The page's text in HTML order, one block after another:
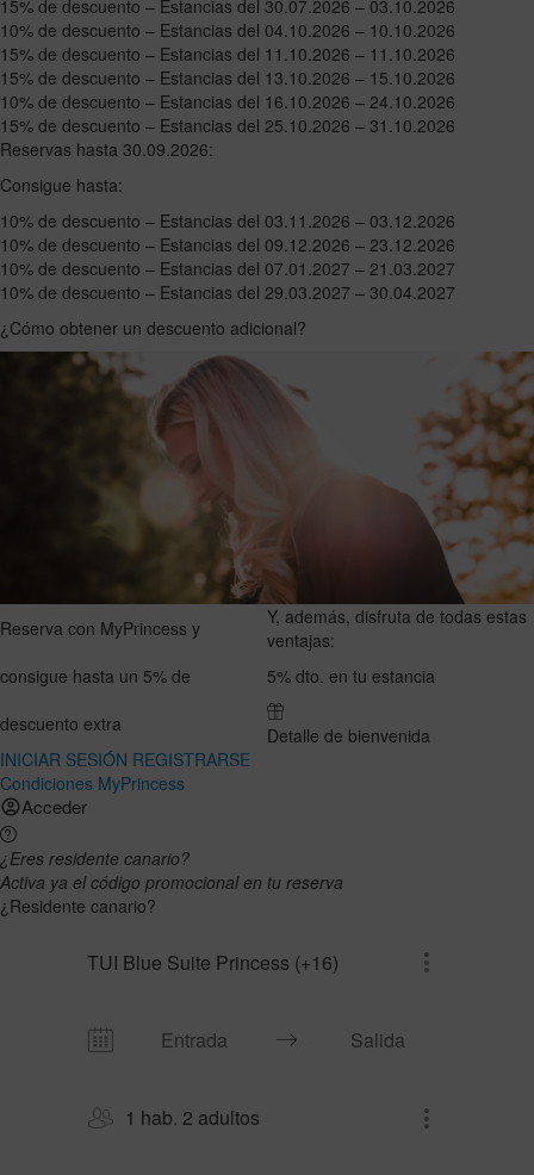
15% de descuento – Estancias del 30.07.2026 – 03.10.2026
10% de descuento – Estancias del 04.10.2026 – 10.10.2026
15% de descuento – Estancias del 11.10.2026 – 11.10.2026
15% de descuento – Estancias del 13.10.2026 – 15.10.2026
10% de descuento – Estancias del 16.10.2026 – 24.10.2026
15% de descuento – Estancias del 25.10.2026 – 31.10.2026
Reservas hasta 30.09.2026:
Consigue hasta:
10% de descuento – Estancias del 03.11.2026 – 03.12.2026
10% de descuento – Estancias del 09.12.2026 – 23.12.2026
10% de descuento – Estancias del 07.01.2027 – 21.03.2027
10% de descuento – Estancias del 29.03.2027 – 30.04.2027
¿Cómo obtener un descuento adicional?
Reserva con MyPrincess y
consigue hasta un 5% de
descuento extra
INICIAR SESIÓN REGISTRARSE
Condiciones MyPrincess
Y, además, disfruta de todas estas
ventajas:
5% dto. en tu estancia
Detalle de bienvenida
Acceder
¿Eres residente canario?
Activa ya el código promocional en tu reserva
¿Residente canario?
TUI Blue Suite Princess (+16)
1 hab. 2 adultos